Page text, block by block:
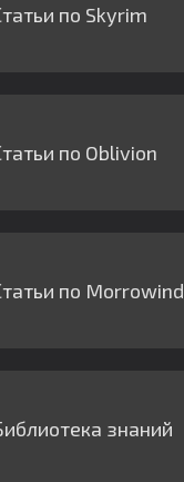
по Skyrim
по Oblivion
по Morrowind
знаний